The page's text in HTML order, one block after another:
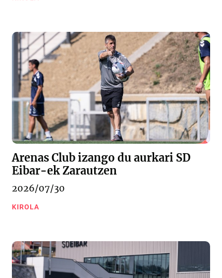
Arenas Club izango du aurkari SD
Eibar-ek Zarautzen
2026/07/30
KIROLA